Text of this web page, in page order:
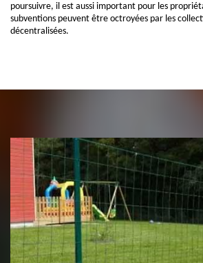
poursuivre, il est aussi important pour les
subventions peuvent être octroyées par les
décentralisées.